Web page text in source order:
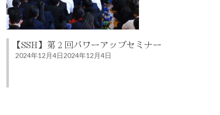
【SSH】第２回パワーアップセミナー
2024年12月4日2024年12月4日